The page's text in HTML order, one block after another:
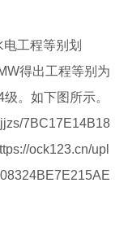
工程等别划
得出工程等别为
。如下图所示。
7BC17E14B18
ock123.cn/upl